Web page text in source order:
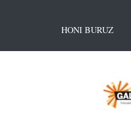
HONI BURUZ